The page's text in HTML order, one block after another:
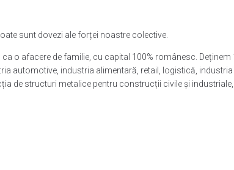
sunt dovezi ale forței noastre colective.
ca o afacere de familie, cu capital 100% românesc.
automotive, industria alimentară, retail, logistică,
de structuri metalice pentru construcții civile și industriale,